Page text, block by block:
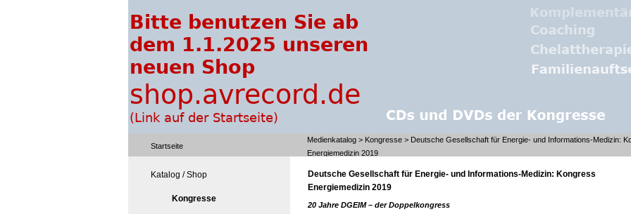
Startseite
Medienkatalog > Kongresse > Deutsche Gesellschaft für Energie- und Informations-Medizin:
Energiemedizin 2019
Katalog / Shop
Kongresse
Deutsche Gesellschaft für Energie- und Informations-Medizin: Kongress
Energiemedizin 2019
20 Jahre DGEIM – der Doppelkongress